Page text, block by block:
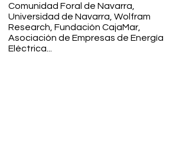
Comunidad Foral de Navarra,
Universidad de Navarra, Wolfram
Research, Fundación CajaMar,
Asociación de Empresas de Energía
Eléctrica...